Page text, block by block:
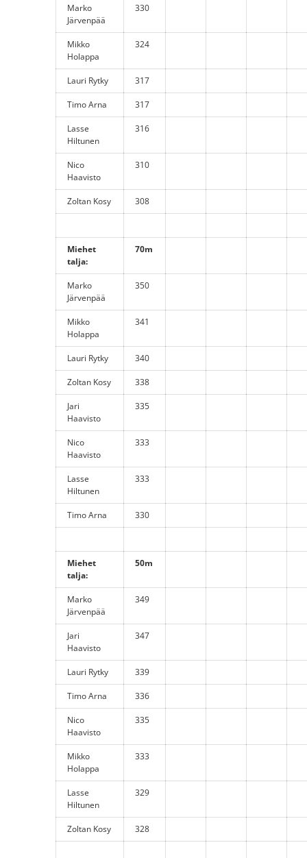
Marko
Järvenpää
330
Mikko
Holappa
324
Lauri Rytky 317
Timo Arna 317
Lasse
Hiltunen
316
Nico
Haavisto
310
Zoltan Kosy 308
Miehet
talja:
70m
Marko
Järvenpää
350
Mikko
Holappa
341
Lauri Rytky 340
Zoltan Kosy 338
Jari
Haavisto
335
Nico
Haavisto
333
Lasse
Hiltunen
333
Timo Arna 330
Miehet
talja:
50m
Marko
Järvenpää
349
Jari
Haavisto
347
Lauri Rytky 339
Timo Arna 336
Nico
Haavisto
335
Mikko
Holappa
333
Lasse
Hiltunen
329
Zoltan Kosy 328